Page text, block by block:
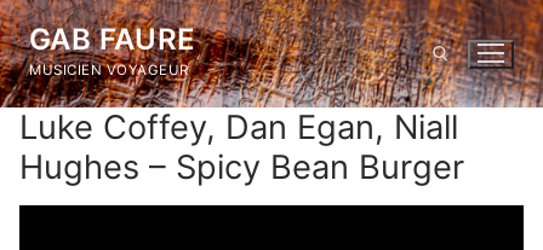
Skip
to
content
GAB FAURE
MUSICIEN VOYAGEUR
Luke Coffey, Dan Egan, Niall
Hughes – Spicy Bean Burger